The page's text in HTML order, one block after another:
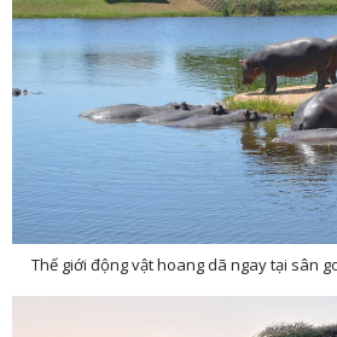
Thế giới động vật hoang dã ngay tại sân